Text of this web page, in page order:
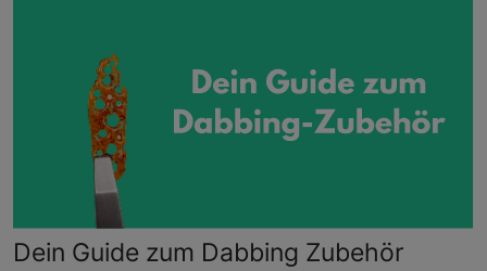
Dein Guide zum Dabbing Zubehör